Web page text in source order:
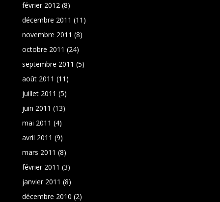
février 2012(8)
décembre 2011 (11)
novembre 2011 (8)
octobre 2011 (24)
septembre 2011 (5)
août 2011 (11)
juillet 2011 (5)
juin 2011 (13)
mai 2011 (4)
avril 2011 (9)
mars 2011 (8)
février 2011 (3)
janvier 2011 (8)
décembre 2010 (2)